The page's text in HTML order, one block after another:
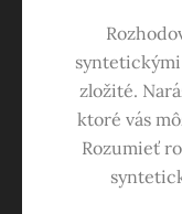
zložité.
ktoré vás
Rozumieť